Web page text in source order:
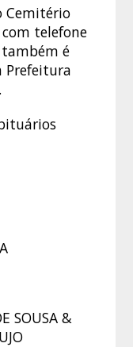
Cemitério
telefone
é
Prefeitura
SOUSA &